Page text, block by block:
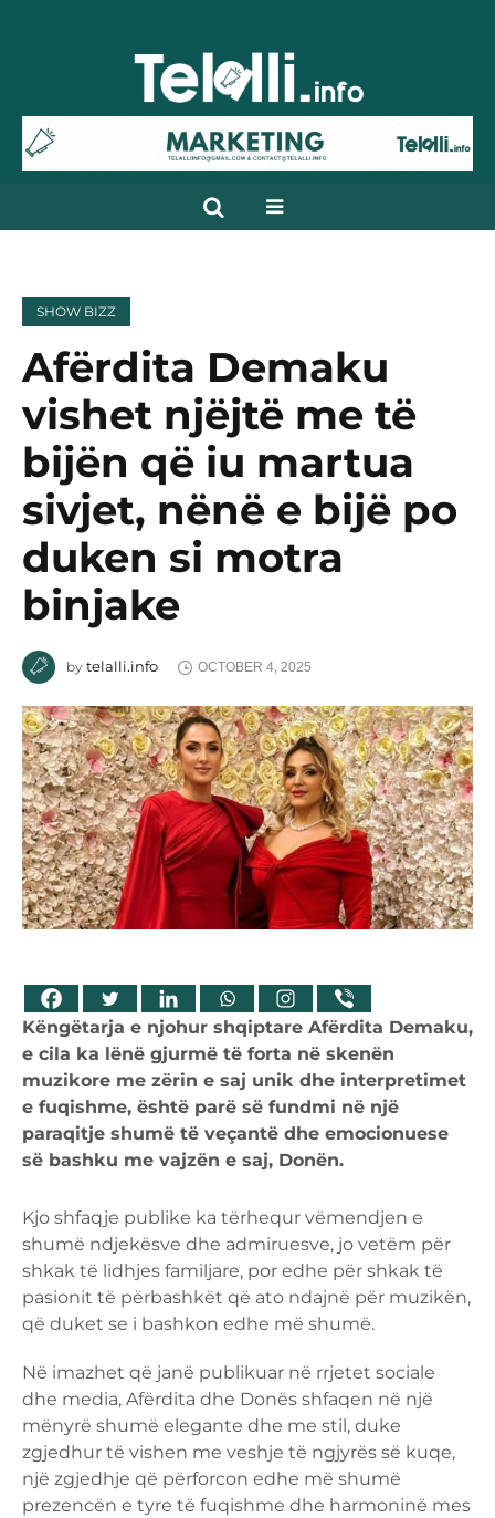
SHOW BIZZ
Afërdita Demaku
vishet njëjtë me të
bijën që iu martua
sivjet, nënë e bijë po
duken si motra
binjake
by telalli.info OCTOBER 4, 2025
Këngëtarja e njohur shqiptare Afërdita Demaku,
e cila ka lënë gjurmë të forta në skenën
muzikore me zërin e saj unik dhe interpretimet
e fuqishme, është parë së fundmi në një
paraqitje shumë të veçantë dhe emocionuese
së bashku me vajzën e saj, Donën.
Kjo shfaqje publike ka tërhequr vëmendjen e
shumë ndjekësve dhe admiruesve, jo vetëm për
shkak të lidhjes familjare, por edhe për shkak të
pasionit të përbashkët që ato ndajnë për muzikën,
që duket se i bashkon edhe më shumë.
Në imazhet që janë publikuar në rrjetet sociale
dhe media, Afërdita dhe Donës shfaqen në një
mënyrë shumë elegante dhe me stil, duke
zgjedhur të vishen me veshje të ngjyrës së kuqe,
një zgjedhje që përforcon edhe më shumë
prezencën e tyre të fuqishme dhe harmoninë mes